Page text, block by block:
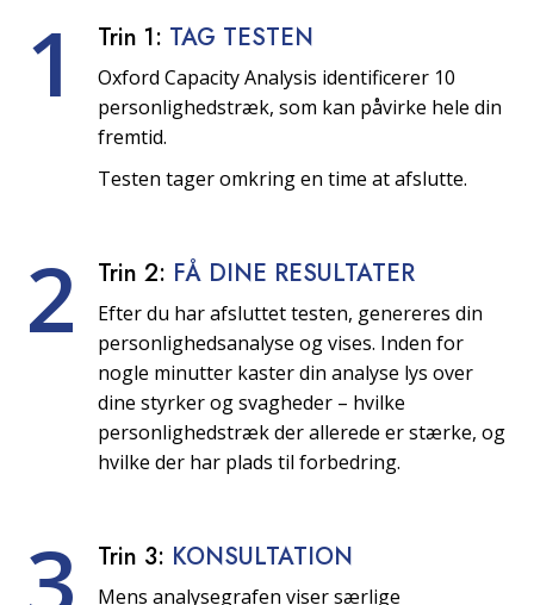
1 Trin 1: TAG TESTEN
Oxford Capacity Analysis identificerer 10
personlighedstræk, som kan påvirke hele din
fremtid.
Testen tager omkring en time at afslutte.
2 Trin 2: FÅ DINE RESULTATER
Efter du har afsluttet testen, genereres din
personlighedsanalyse og vises. Inden for
nogle minutter kaster din analyse lys over
dine styrker og svagheder – hvilke
personlighedstræk der allerede er stærke, og
hvilke der har plads til forbedring.
Trin 3: KONSULTATION
Mens analysegrafen viser særlige